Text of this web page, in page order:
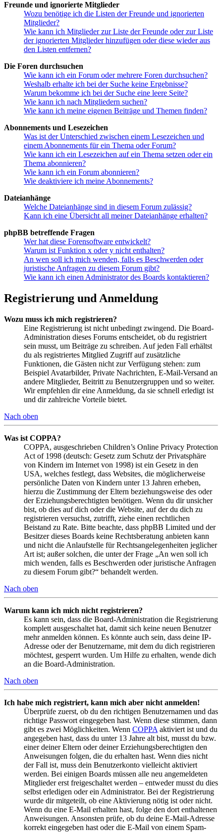
Freunde und ignorierte Mitglieder
Wozu benötige ich die Listen der Freunde und ignorierten
Mitglieder?
Wie kann ich Mitglieder zur Liste der Freunde oder zur Liste
der ignorierten Mitglieder hinzufügen oder diese wieder aus
den Listen entfernen?
Die Foren durchsuchen
Wie kann ich ein Forum oder mehrere Foren durchsuchen?
Weshalb erhalte ich bei der Suche keine Ergebnisse?
Warum bekomme ich bei der Suche eine leere Seite?
Wie kann ich nach Mitgliedern suchen?
Wie kann ich meine eigenen Beiträge und Themen finden?
Abonnements und Lesezeichen
Was ist der Unterschied zwischen einem Lesezeichen und
einem Abonnements für ein Thema oder Forum?
Wie kann ich ein Lesezeichen auf ein Thema setzen oder ein
Thema abonnieren?
Wie kann ich ein Forum abonnieren?
Wie deaktiviere ich meine Abonnements?
Dateianhänge
Welche Dateianhänge sind in diesem Forum zulässig?
Kann ich eine Übersicht all meiner Dateianhänge erhalten?
phpBB betreffende Fragen
Wer hat diese Forensoftware entwickelt?
Warum ist Funktion x oder y nicht enthalten?
An wen soll ich mich wenden, falls es Beschwerden oder
juristische Anfragen zu diesem Forum gibt?
Wie kann ich einen Administrator des Boards kontaktieren?
Registrierung und Anmeldung
Wozu muss ich mich registrieren?
Eine Registrierung ist nicht unbedingt zwingend. Die Board-
Administration dieses Forums entscheidet, ob du registriert
sein musst, um Beiträge zu schreiben. Auf jeden Fall erhältst
du als registriertes Mitglied Zugriff auf zusätzliche
Funktionen, die Gästen nicht zur Verfügung stehen: zum
Beispiel Avatarbilder, Private Nachrichten, E-Mail-Versand an
andere Mitglieder, Beitritt zu Benutzergruppen und so weiter.
Wir empfehlen dir eine Anmeldung, da sie schnell erledigt ist
und dir zahlreiche Vorteile bietet.
Nach oben
Was ist COPPA?
COPPA, ausgeschrieben Children’s Online Privacy Protection
Act of 1998 (deutsch: Gesetz zum Schutz der Privatsphäre
von Kindern im Internet von 1998) ist ein Gesetz in den
USA, welches festlegt, dass Websites, die möglicherweise
persönliche Daten von Kindern unter 13 Jahren erheben,
hierzu die Zustimmung der Eltern beziehungsweise des oder
der Erziehungsberechtigten benötigen. Wenn du dir unsicher
bist, ob dies auf dich oder die Website, auf der du dich zu
registrieren versuchst, zutrifft, ziehe einen rechtlichen
Beistand zu Rate. Bitte beachte, dass phpBB Limited und der
Besitzer dieses Boards keine Rechtsberatung anbieten kann
und nicht die Anlaufstelle für Rechtsangelegenheiten jeglicher
Art ist; außer solchen, die unter der Frage „An wen soll ich
mich wenden, falls es Beschwerden oder juristische Anfragen
zu diesem Forum gibt?“ behandelt werden.
Nach oben
Warum kann ich mich nicht registrieren?
Es kann sein, dass die Board-Administration die Registrierung
komplett ausgeschaltet hat, damit sich keine neuen Benutzer
mehr anmelden können. Es könnte auch sein, dass deine IP-
Adresse oder der Benutzername, mit dem du dich registrieren
möchtest, gesperrt wurden. Um Hilfe zu erhalten, wende dich
an die Board-Administration.
Nach oben
Ich habe mich registriert, kann mich aber nicht anmelden!
Überprüfe zuerst, ob du den richtigen Benutzernamen und das
richtige Passwort eingegeben hast. Wenn diese stimmen, dann
gibt es zwei Möglichkeiten. Wenn COPPA aktiviert ist und du
angegeben hast, dass du unter 13 Jahre alt bist, musst du bzw.
einer deiner Eltern oder deiner Erziehungsberechtigten den
Anweisungen folgen, die du erhalten hast. Wenn dies nicht
der Fall ist, muss dein Benutzerkonto vielleicht aktiviert
werden. Bei einigen Boards müssen alle neu angemeldeten
Mitglieder erst freigeschaltet werden – entweder musst du dies
selbst erledigen oder ein Administrator. Bei der Registrierung
wurde dir mitgeteilt, ob eine Aktivierung nötig ist oder nicht.
Wenn du eine E-Mail erhalten hast, folge den dort enthaltenen
Anweisungen. Ansonsten prüfe, ob du deine E-Mail-Adresse
korrekt eingegeben hast oder die E-Mail von einem Spam-